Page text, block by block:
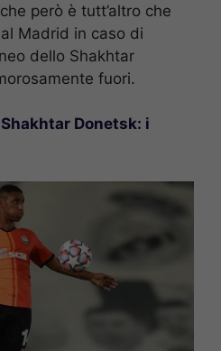
però è tutt’altro che
Madrid in caso di
dello Shakhtar
fuori.
Donetsk: i